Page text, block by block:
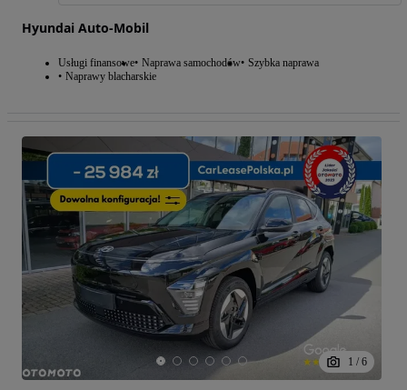
Hyundai Auto-Mobil
Usługi finansowe Naprawa samochodów Szybka naprawa
Naprawy blacharskie
1 / 6